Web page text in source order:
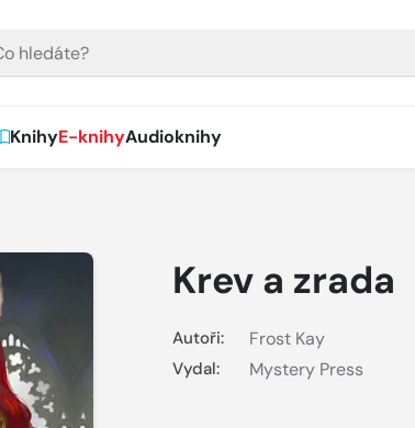
KnihyE-knihyAudioknihy
Krev a zrada
Autoři: Frost Kay
Vydal: Mystery Press